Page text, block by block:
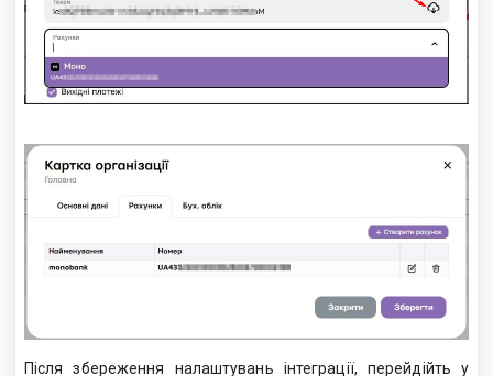
Після збереження налаштувань інтеграції, перейдійть у